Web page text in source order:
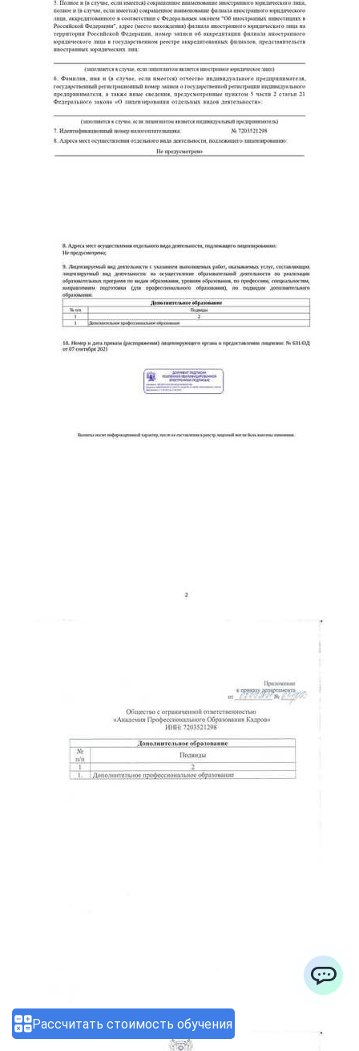
Рассчитать стоимость обучения
ChatApp
online